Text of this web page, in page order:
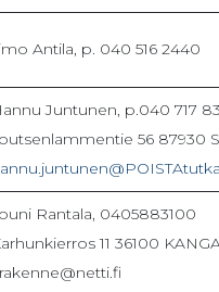
Antila, p. 040 516 2440
Juntunen, p.040 717
56 87930
Rantala, 0405883100
11 36100